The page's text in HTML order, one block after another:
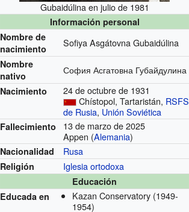
Gubaidúlina en julio de 1981
Información personal
Nombre de
nacimiento
Sofiya Asgátovna Gubaidúlina
Nombre
nativo
София Асгатовна Губайдулина
Nacimiento
24 de octubre de 1931
Chístopol, Tartaristán, RSFS
de Rusia, Unión Soviética
Fallecimiento
13 de marzo de 2025
Appen (Alemania)
Nacionalidad Rusa
Religión Iglesia ortodoxa
Educación
Educada en
Kazan Conservatory (1949-
1954)